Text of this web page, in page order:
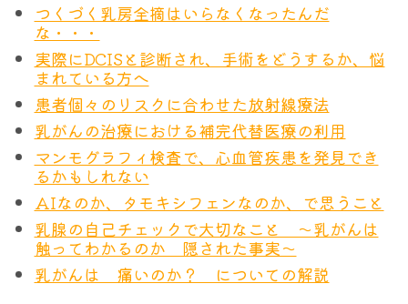
つくづく乳房全摘はいらなくなったんだ
な・・・
実際にDCISと診断され、手術をどうするか、悩
まれている方へ
患者個々のリスクに合わせた放射線療法
乳がんの治療における補完代替医療の利用
マンモグラフィ検査で、心血管疾患を発見でき
るかもしれない
AIなのか、タモキシフェンなのか、で思うこと
乳腺の自己チェックで大切なこと ～乳がんは
触ってわかるのか 隠された事実～
乳がんは 痛いのか？ についての解説